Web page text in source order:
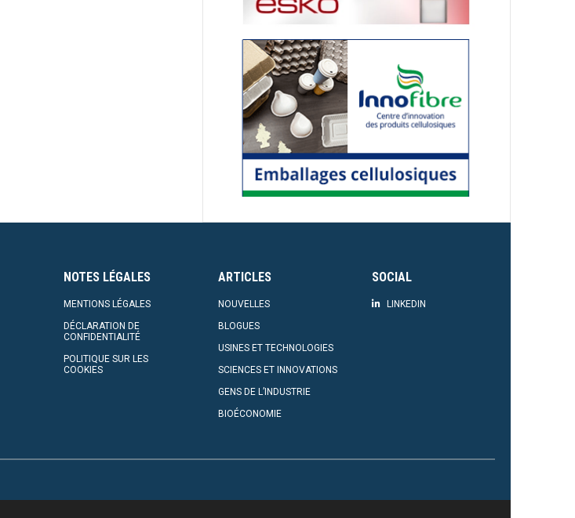
NOTES LÉGALES
MENTIONS LÉGALES
DÉCLARATION DE
CONFIDENTIALITÉ
POLITIQUE SUR LES
COOKIES
ARTICLES
NOUVELLES
BLOGUES
USINES ET TECHNOLOGIES
SCIENCES ET INNOVATIONS
GENS DE L’INDUSTRIE
BIOÉCONOMIE
SOCIAL
LINKEDIN